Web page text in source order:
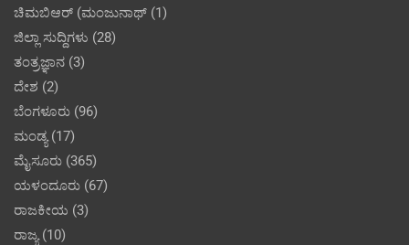
ಚಿಮಬಿಆರ್ (ಮಂಜುನಾಥ್ (1)
ಜಿಲ್ಲಾ ಸುದ್ದಿಗಳು (28)
ತಂತ್ರಜ್ಞಾನ (3)
ದೇಶ (2)
ಬೆಂಗಳೂರು (96)
ಮಂಡ್ಯ(17)
ಮೈಸೂರು (365)
ಯಳಂದೂರು (67)
ರಾಜಕೀಯ (3)
ರಾಜ್ಯ(10)